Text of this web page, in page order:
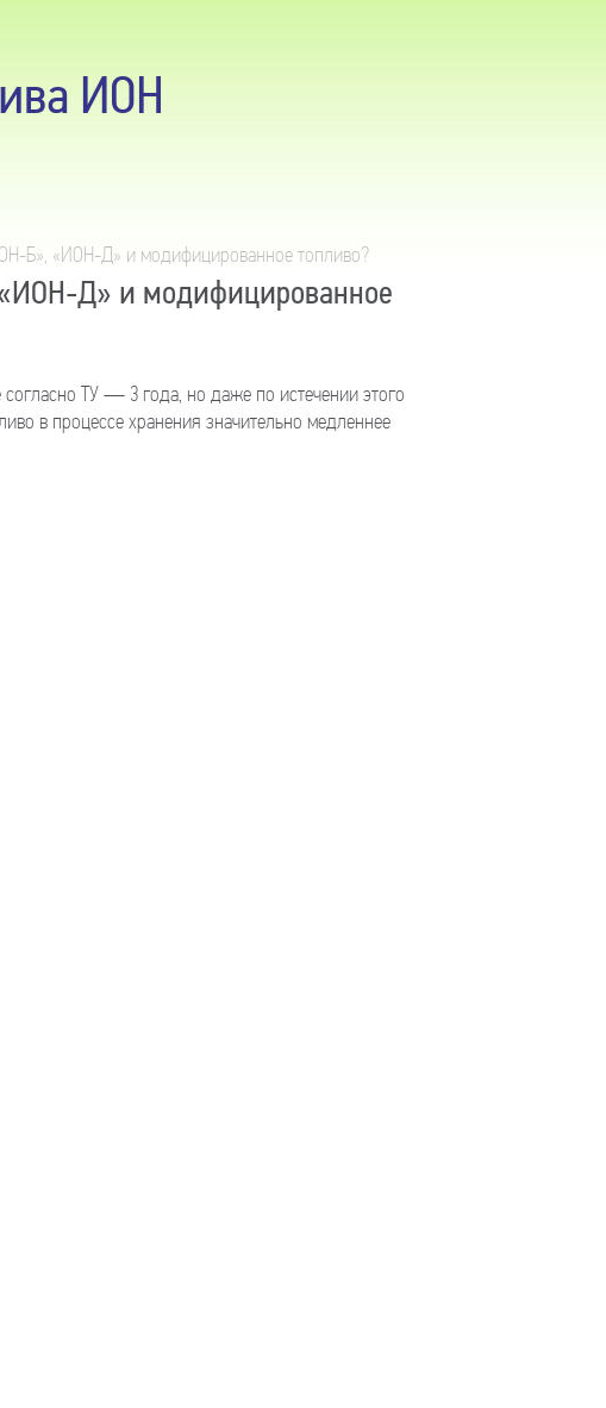
ИОН
Б», «ИОН-Д» и модифицированное топливо?
Д» и модифицированное
согласно ТУ — 3 года, но даже по истечении этого
в процессе хранения значительно медленнее